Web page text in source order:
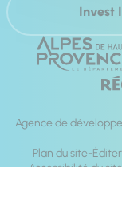
Invest
Agence de
Plan du site
Accessibilité du